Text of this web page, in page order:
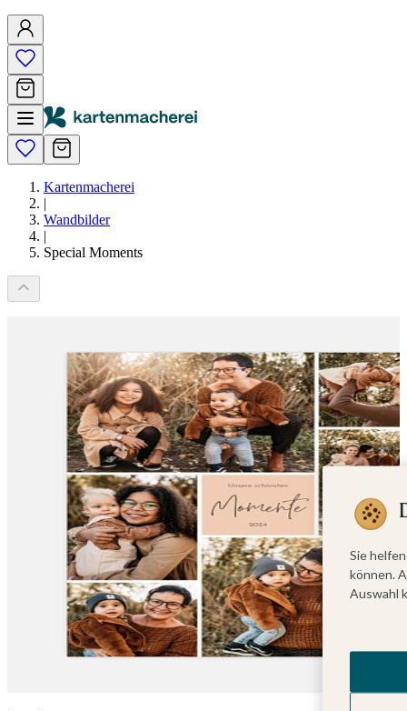
Kartenmacherei
|
Wandbilder
|
Special Moments
Sie
können.
Auswahl